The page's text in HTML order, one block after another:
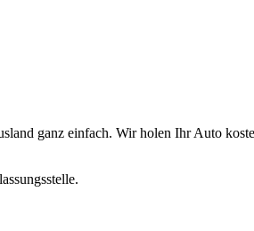
ganz einfach. Wir holen Ihr Auto